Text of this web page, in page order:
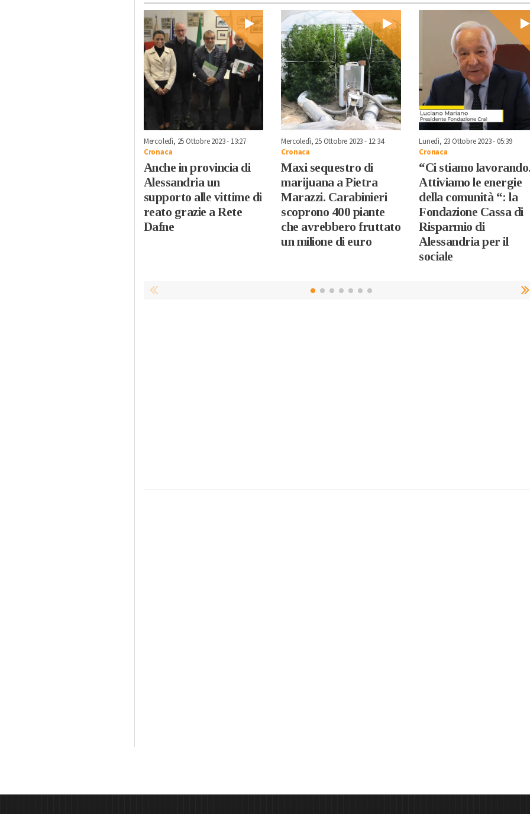
Mercoledì, 25 Ottobre 2023 - 13:27
Cronaca
Anche in provincia di
Alessandria un
supporto alle vittime di
reato grazie a Rete
Dafne
Mercoledì, 25 Ottobre 2023 - 12:34
Cronaca
Maxi sequestro di
marijuana a Pietra
Marazzi. Carabinieri
scoprono 400 piante
che avrebbero fruttato
un milione di euro
Lunedì, 23 Ottobre 2023 - 05:39
Cronaca
“Ci stiamo lavorando.
Attiviamo le energie
della comunità “: la
Fondazione Cassa di
Risparmio di
Alessandria per il
sociale